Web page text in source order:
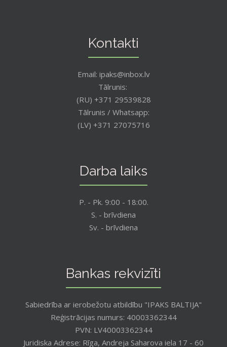
Kontakti
Email: ipaks@inbox.lv
Tālrunis:
(RU) +371 29539828
Tālrunis / Whatsapp:
(LV) +371 27075716
Darba laiks
P. - Pk. 9:00 - 18:00.
S. - brīvdiena
Sv. - brīvdiena
Bankas rekvizīti
Sabiedrība ar ierobežotu atbildību "IPAKS BALTIJA"
Reģistrācijas numurs: 40003362344
PVN: LV40003362344
Juridiska Adrese: Rīga, Andreja Saharova iela 17 - 60